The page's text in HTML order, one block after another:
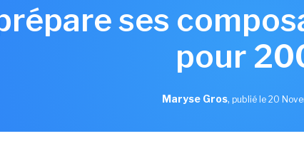
ses
pour
Maryse Gros, publié le 20